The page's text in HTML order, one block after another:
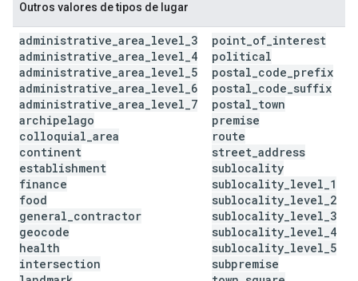
Outros valores de tipos de lugar
administrative area level 3
administrative area level 4
administrative area level 5
administrative area level 6
administrative area level 7
archipelago
colloquial area
continent
establishment
finance
food
general contractor
geocode
health
intersection
point of interest
political
postal code prefix
postal code suffix
postal town
premise
route
street address
sublocality
sublocality level 1
sublocality level 2
sublocality level 3
sublocality level 4
sublocality level 5
subpremise